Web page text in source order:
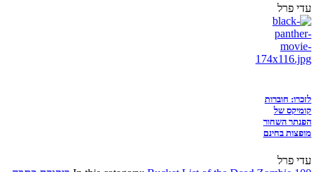
עדי פרל
לזכרו: חוברות
קומיקס של
הפנתר השחור
מופצות בחינם
עדי פרל